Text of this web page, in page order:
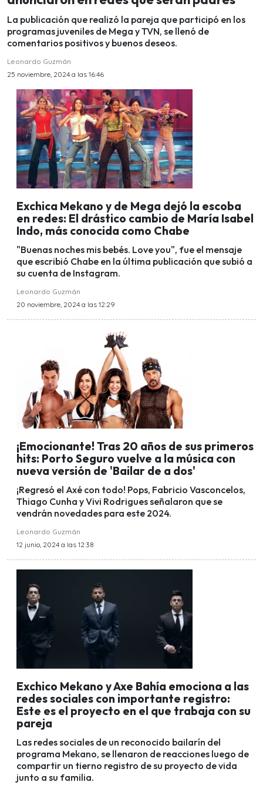
La publicación que realizó la pareja que participó en los
programas juveniles de Mega y TVN, se llenó de
comentarios positivos y buenos deseos.
Leonardo Guzmán
25 noviembre, 2024 a las 16:46
Exchica Mekano y de Mega dejó la escoba
en redes: El drástico cambio de María Isabel
Indo, más conocida como Chabe
"Buenas noches mis bebés. Love you", fue el mensaje
que escribió Chabe en la última publicación que subió a
su cuenta de Instagram.
Leonardo Guzmán
20 noviembre, 2024 a las 12:29
¡Emocionante! Tras 20 años de sus primeros
hits: Porto Seguro vuelve a la música con
nueva versión de 'Bailar de a dos'
¡Regresó el Axé con todo! Pops, Fabricio Vasconcelos,
Thiago Cunha y Vivi Rodrigues señalaron que se
vendrán novedades para este 2024.
Leonardo Guzmán
12 junio, 2024 a las 12:38
Exchico Mekano y Axe Bahía emociona a las
redes sociales con importante registro:
Este es el proyecto en el que trabaja con su
pareja
Las redes sociales de un reconocido bailarín del
programa Mekano, se llenaron de reacciones luego de
compartir un tierno registro de su proyecto de vida
junto a su familia.